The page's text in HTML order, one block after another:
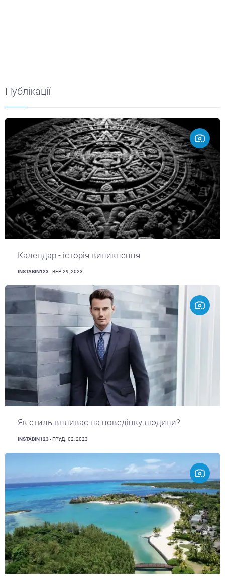
Публікації
Календар - історія виникнення
INSTABIN123 - ВЕР. 29, 2023
Як стиль впливає на поведінку людини?
INSTABIN123 - ГРУД. 02, 2023